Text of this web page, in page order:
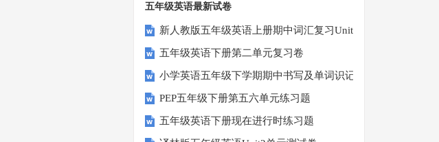
五年级英语最新试卷
新人教版五年级英语上册期中词汇复习Unit1-Unit3
五年级英语下册第二单元复习卷
小学英语五年级下学期期中书写及单词识记测试卷
PEP五年级下册第五六单元练习题
五年级英语下册现在进行时练习题